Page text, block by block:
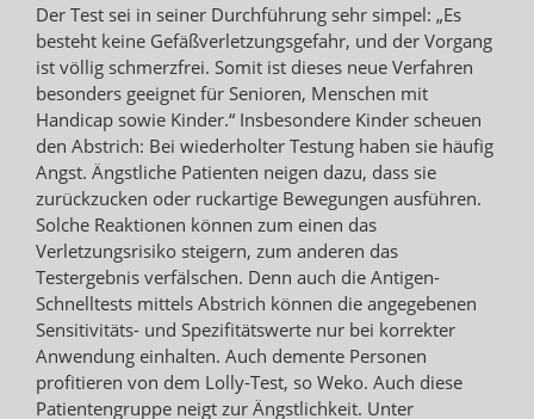
Der Test sei in seiner Durchführung sehr simpel: „Es
besteht keine Gefäßverletzungsgefahr, und der Vorgang
ist völlig schmerzfrei. Somit ist dieses neue Verfahren
besonders geeignet für Senioren, Menschen mit
Handicap sowie Kinder.“ Insbesondere Kinder scheuen
den Abstrich: Bei wiederholter Testung haben sie häufig
Angst. Ängstliche Patienten neigen dazu, dass sie
zurückzucken oder ruckartige Bewegungen ausführen.
Solche Reaktionen können zum einen das
Verletzungsrisiko steigern, zum anderen das
Testergebnis verfälschen. Denn auch die Antigen-
Schnelltests mittels Abstrich können die angegebenen
Sensitivitäts- und Spezifitätswerte nur bei korrekter
Anwendung einhalten. Auch demente Personen
profitieren von dem Lolly-Test, so Weko. Auch diese
Patientengruppe neigt zur Ängstlichkeit. Unter